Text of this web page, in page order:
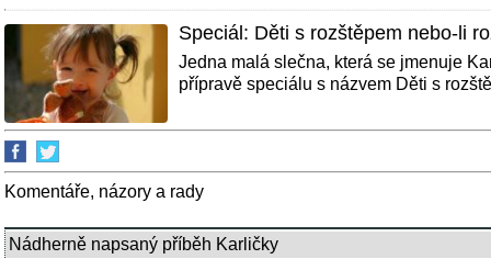
Speciál: Děti s rozštěpem nebo-li
Jedna malá slečna, která se jmenuje
přípravě speciálu s názvem Děti s
Komentáře, názory a rady
Nádherně napsaný příběh Karličky